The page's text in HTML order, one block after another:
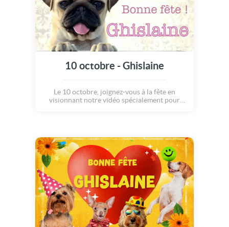
10 octobre - Ghislaine
Le 10 octobre, joignez-vous à la fête en
visionnant notre vidéo spécialement pour